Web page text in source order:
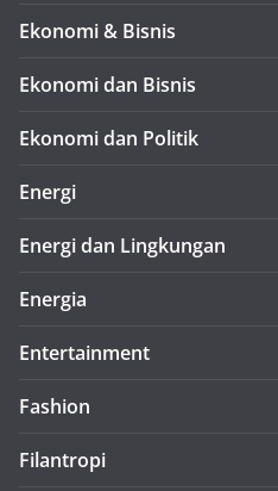
Ekonomi & Bisnis
Ekonomi dan Bisnis
Ekonomi dan Politik
Energi
Energi dan Lingkungan
Energia
Entertainment
Fashion
Filantropi